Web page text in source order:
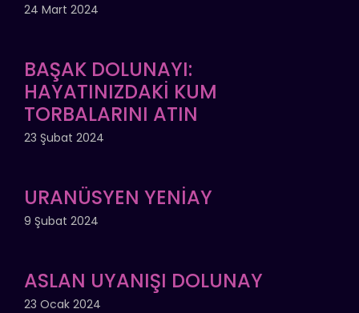
24 Mart 2024
BAŞAK DOLUNAYI:
HAYATINIZDAKİ KUM
TORBALARINI ATIN
23 Şubat 2024
URANÜSYEN YENİAY
9 Şubat 2024
ASLAN UYANIŞI DOLUNAY
23 Ocak 2024